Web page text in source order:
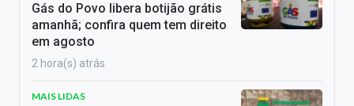
Gás do Povo libera botijão grátis
amanhã; confira quem tem direito
em agosto
2 hora(s) atrás
MAIS LIDAS